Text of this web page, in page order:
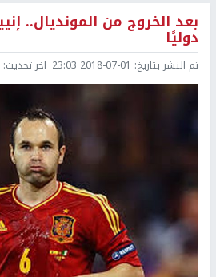
بعد الخروج من المونديال..
دوليًا
تم النشر بتاريخ: 2018-07-01 23:03 اخر تحديث: